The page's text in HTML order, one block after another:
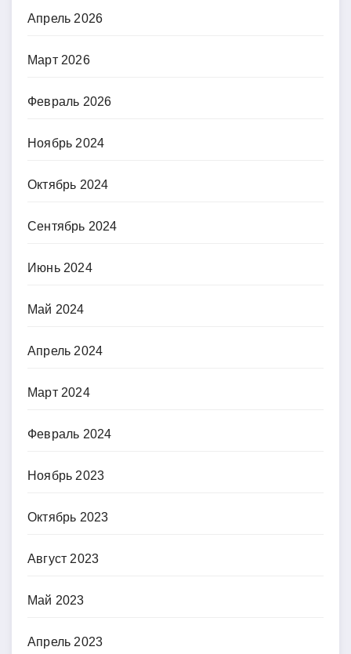
Апрель 2026
Март 2026
Февраль 2026
Ноябрь 2024
Октябрь 2024
Сентябрь 2024
Июнь 2024
Май 2024
Апрель 2024
Март 2024
Февраль 2024
Ноябрь 2023
Октябрь 2023
Август 2023
Май 2023
Апрель 2023